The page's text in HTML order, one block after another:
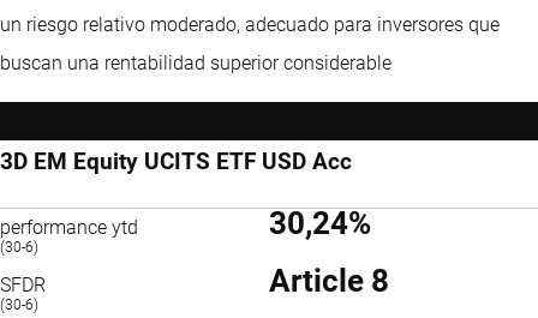
un riesgo relativo moderado, adecuado para inversores que
buscan una rentabilidad superior considerable
3D EM Equity UCITS ETF USD Acc
performance ytd
(30-6)
30,24%
SFDR
(30-6)
Article 8